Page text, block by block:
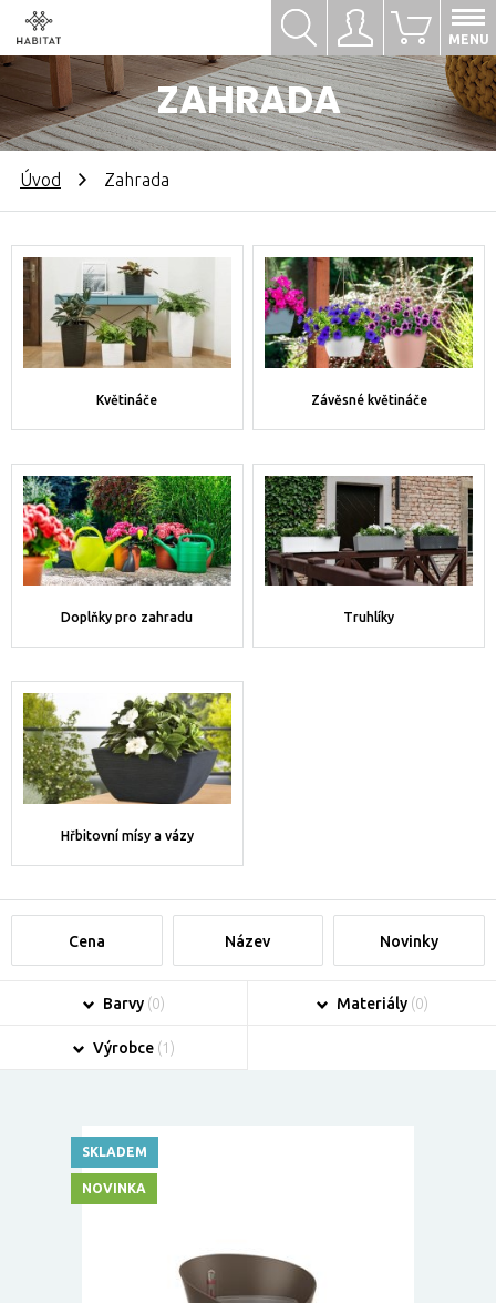
Přihlásit se
ZAHRADA
0
MENU
Hledat
Úvod Zahrada
Květináče Závěsné květináče
Doplňky pro zahradu Truhlíky
Hřbitovní mísy a vázy
Cena Název Novinky
Barvy (0) Materiály (0)
Výrobce (1)
SKLADEM
NOVINKA